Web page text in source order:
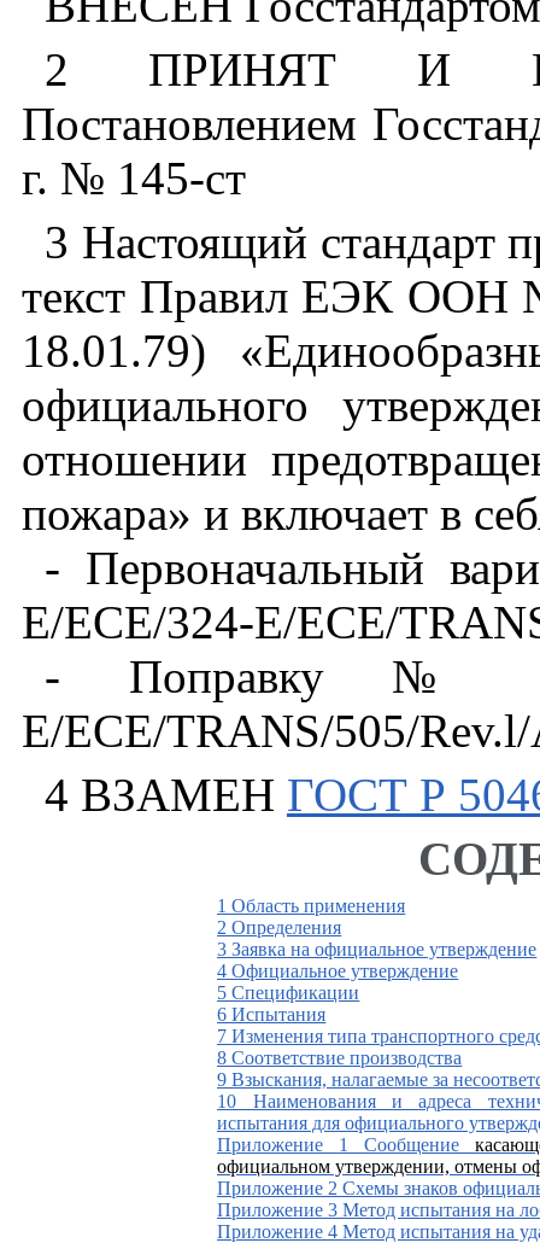
2 ПРИНЯТ И
Постановлением
г. № 145-ст
3 Настоящий стандарт
текст Правил ЕЭК ООН
18.01.79)
официального
отношении
пожара» и включает в
- Первоначальный
E/ECE/324-E/ECE/
- Поправку№
E/ECE/TRANS/505/
4 ВЗАМЕН ГОСТ Р
1 Область применения
2 Определения
3 Заявка на официальное утверждение
4 Официальное утверждение
5 Спецификации
6 Испытания
7 Изменения типа транспортного
8 Соответствие производства
9 Взыскания, налагаемые за
10 Наименования и адреса
испытания для официального
Приложение 1 Сообщение
официальном утверждении, отмены
Приложение 2 Схемы знаков
Приложение 3 Метод испытания на
Приложение 4 Метод испытания на